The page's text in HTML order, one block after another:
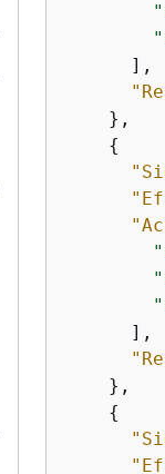
      ],
    },
{
      ],
    },
{